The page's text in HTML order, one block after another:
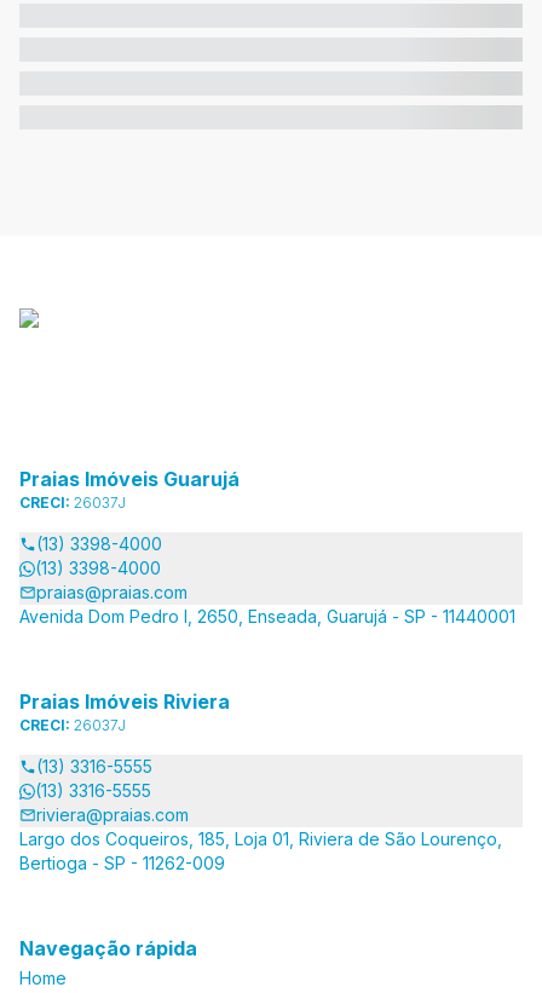
Praias Imóveis Guarujá
CRECI: 26037J
(13) 3398-4000
(13) 3398-4000
praias@praias.com
Avenida Dom Pedro I, 2650, Enseada, Guarujá - SP - 11440001
Praias Imóveis Riviera
CRECI: 26037J
(13) 3316-5555
(13) 3316-5555
riviera@praias.com
Largo dos Coqueiros, 185, Loja 01, Riviera de São Lourenço,
Bertioga - SP - 11262-009
Navegação rápida
Home